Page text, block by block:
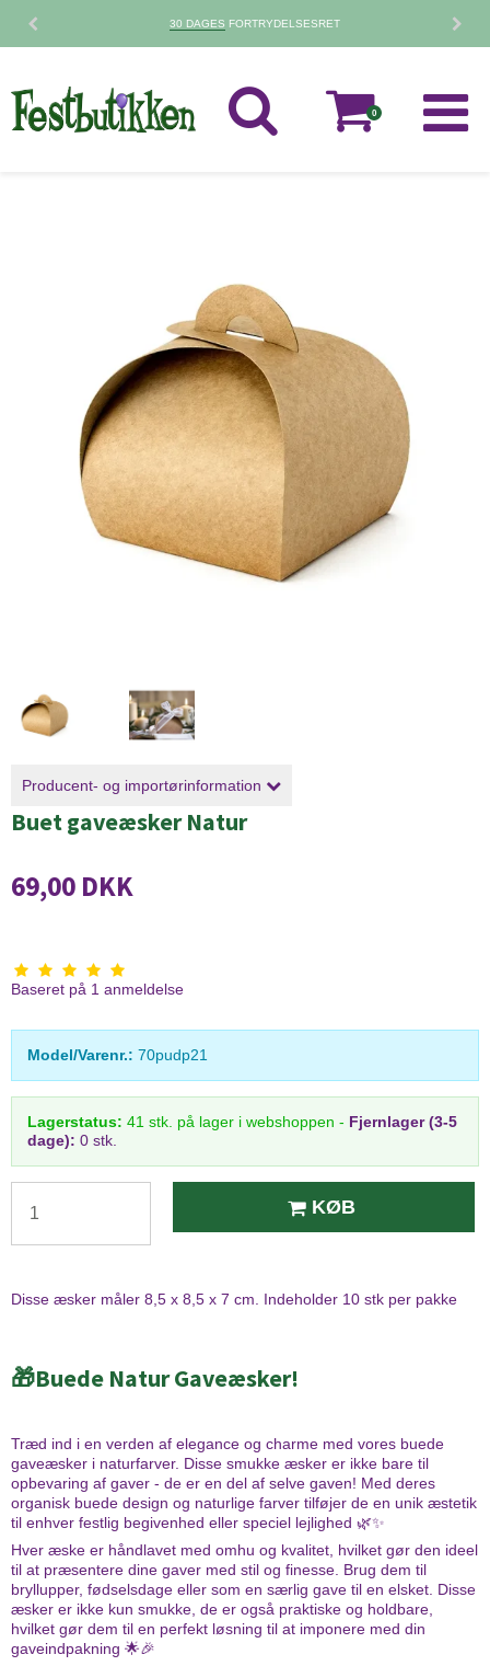
30 DAGES FORTRYDELSESRET
0
Producent- og importørinformation
Buet gaveæsker Natur
69,00 DKK
Baseret på 1 anmeldelse
Model/Varenr.: 70pudp21
Lagerstatus: 41 stk. på lager i webshoppen - Fjernlager (3-5
dage): 0 stk.
KØB
Disse æsker måler 8,5 x 8,5 x 7 cm. Indeholder 10 stk per pakke
🎁Buede Natur Gaveæsker!
Træd ind i en verden af elegance og charme med vores buede
gaveæsker i naturfarver. Disse smukke æsker er ikke bare til
opbevaring af gaver - de er en del af selve gaven! Med deres
organisk buede design og naturlige farver tilføjer de en unik æstetik
til enhver festlig begivenhed eller speciel lejlighed 🌿✨
Hver æske er håndlavet med omhu og kvalitet, hvilket gør den ideel
til at præsentere dine gaver med stil og finesse. Brug dem til
bryllupper, fødselsdage eller som en særlig gave til en elsket. Disse
æsker er ikke kun smukke, de er også praktiske og holdbare,
hvilket gør dem til en perfekt løsning til at imponere med din
gaveindpakning 🌟🎉